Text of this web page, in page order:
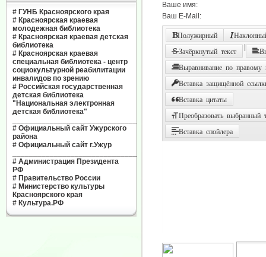
# ГУНБ Красноярского края
# Красноярская краевая
молодежная библиотека
# Красноярская краевая детская
библиотека
# Красноярская краевая
специальная библиотека - центр
социокультурной реабилитации
инвалидов по зрению
# Российская государственная
детская библиотека
"Национальная электронная
детская библиотека"
# Официальный сайт Ужурского
района
# Официальный сайт г.Ужур
# Администрация Президента
РФ
# Правительство России
# Министерство культуры
Красноярского края
# Культура.РФ
Ваше имя:
Ваш E-Mail:
Полужирный
Зачёркнутый текст
Выравнивание по правому
Вставка защищённой
Вставка цитаты
Преобразовать выбранный
Вставка спойлера